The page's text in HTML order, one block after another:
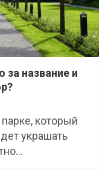
за название и
который
украшать